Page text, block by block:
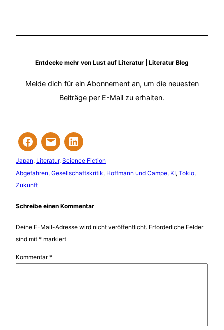
Entdecke mehr von Lust auf Literatur | Literatur Blog
Melde dich für ein Abonnement an, um die neuesten
Beiträge per E-Mail zu erhalten.
Japan, Literatur, Science Fiction
Abgefahren, Gesellschaftskritik, Hoffmann und Campe, KI, Tokio
Zukunft
Schreibe einen Kommentar
Deine E-Mail-Adresse wird nicht veröffentlicht. Erforderliche Felder
sind mit * markiert
Kommentar*